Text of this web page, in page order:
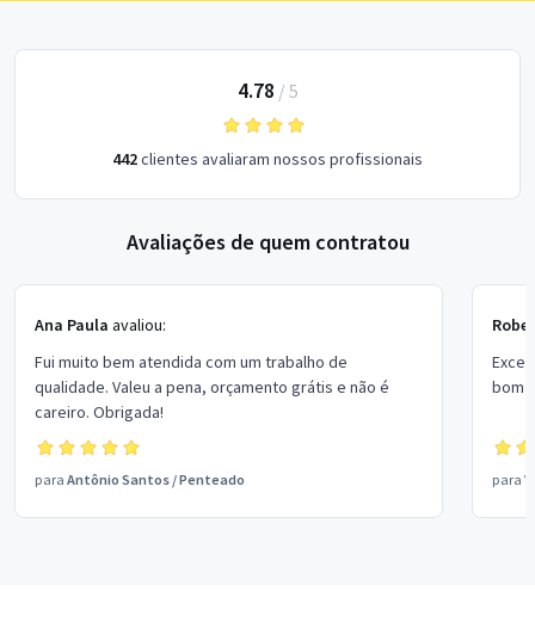
4.78 / 5
442clientes avaliaram nossos profissionais
Avaliações de quem contratou
Ana Paula avaliou:
Fui muito bem atendida com um trabalho de
qualidade. Valeu a pena, orçamento grátis e não é
careiro. Obrigada!
para Antônio Santos /Penteado
bom
para